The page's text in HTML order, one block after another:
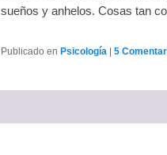
sueños y anhelos. Cosas tan
Publicado en Psicología 5